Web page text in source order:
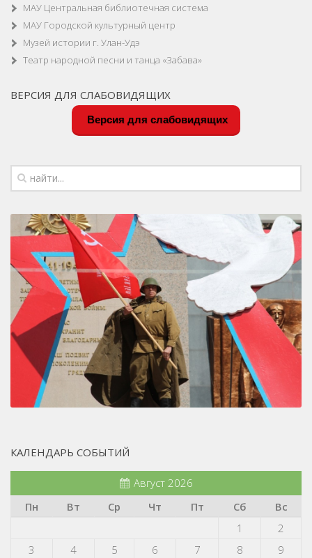
МАУ Центральная библиотечная система
МАУ Городской культурный центр
Музей истории г. Улан-Удэ
Театр народной песни и танца «Забава»
ВЕРСИЯ ДЛЯ СЛАБОВИДЯЩИХ
Версия для слабовидящих
КАЛЕНДАРЬ СОБЫТИЙ
Август 2026
Пн
Вт Ср Чт Пт Сб Вс
1
2
3
4 5 6 7 8
9